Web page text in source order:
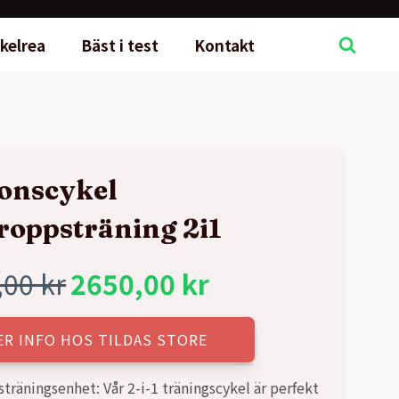
Bäst i test Kontakt
2i1
kr2650,00 kr
INFO HOS TILDAS STORE
Vår 2-i-1 träningscykel är perfekt